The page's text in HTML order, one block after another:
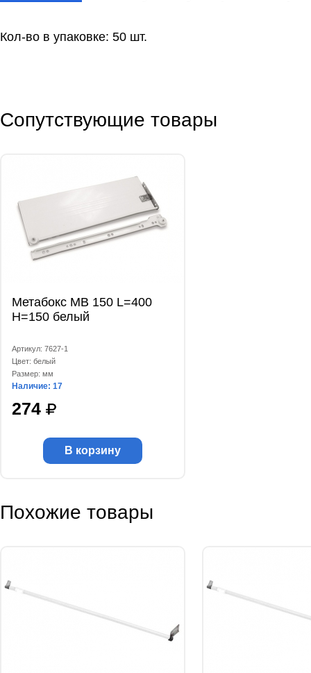
Кол-во в упаковке: 50 шт.
Сопутствующие товары
Метабокс МВ 150 L=400
Н=150 белый
Артикул: 7627-1
Цвет: белый
Размер: мм
Наличие: 17
274
В корзину
Похожие товары